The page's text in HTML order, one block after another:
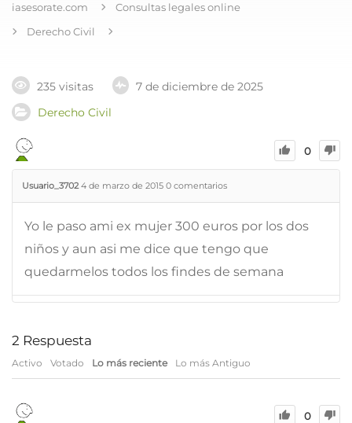
iasesorate.com
Consultas legales online
Derecho Civil
235 visitas
7 de diciembre de 2025
Derecho Civil
0
Usuario_3702 4 de marzo de 2015 0 comentarios
Yo le paso ami ex mujer 300 euros por los dos
niños y aun asi me dice que tengo que
quedarmelos todos los findes de semana
2 Respuesta
Activo Votado Lo más reciente Lo más Antiguo
0